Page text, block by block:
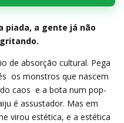
piada, a gente já não
de absorção cultural. Pega
 os monstros que nascem
caos  e a bota num pop-
é assustador. Mas em
virou estética, e a estética